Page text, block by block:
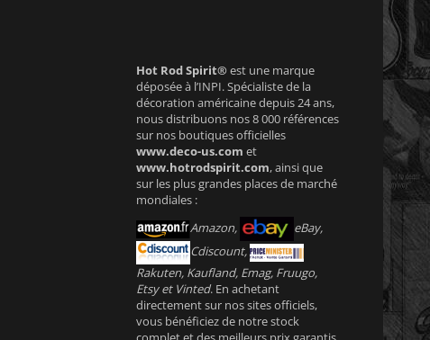
Hot Rod Spirit®est une marque
déposée à l’INPI. Spécialiste de la
décoration américaine depuis 24 ans,
nous distribuons nos 8 000 références
sur nos boutiques officielles
www.deco-us.com et
www.hotrodspirit.com, ainsi que
sur les plus grandes places de marché
mondiales :
Amazon,
eBay,
Cdiscount,
Rakuten, Kaufland, Emag, Fruugo,
Etsy et Vinted. En achetant
directement sur nos sites officiels,
vous bénéficiez de notre stock